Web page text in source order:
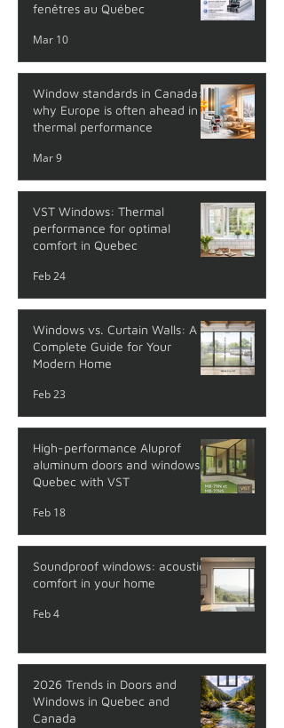
fenêtres au Québec
Mar 10
Window standards in Canada:
why Europe is often ahead in
thermal performance
Mar 9
VST Windows: Thermal
performance for optimal
comfort in Quebec
Feb 24
Windows vs. Curtain Walls: A
Complete Guide for Your
Modern Home
Feb 23
High-performance Aluprof
aluminum doors and windows in
Quebec with VST
Feb 18
Soundproof windows: acoustic
comfort in your home
Feb 4
2026 Trends in Doors and
Windows in Quebec and
Canada